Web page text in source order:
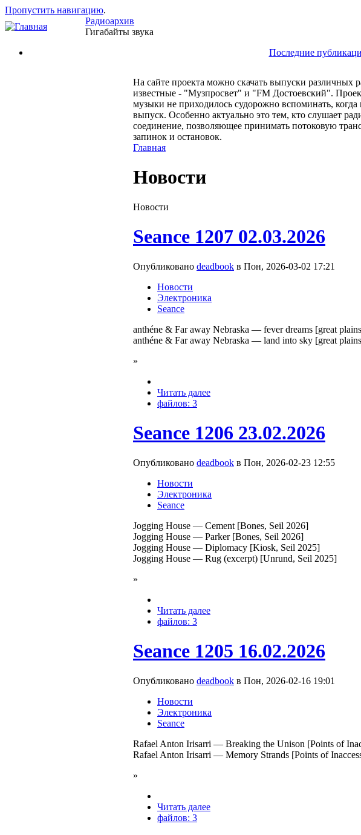
Пропустить навигацию.
Радиоархив
Гигабайты звука
Последние
На сайте проекта можно скачать выпуски
известные - "Музпросвет" и "FM Достоевский".
музыки не приходилось судорожно вспоминать,
выпуск. Особенно актуально это тем, кто слушает
соединение, позволяющее принимать потоковую
запинок и остановок.
Главная
Новости
Новости
Seance 1207 02.03.2026
Опубликовано deadbook в Пон, 2026-03-02 17:21
Новости
Электроника
Seance
anthéne & Far away Nebraska — fever dreams [great
anthéne & Far away Nebraska — land into sky [great
»
Читать далее
файлов: 3
Seance 1206 23.02.2026
Опубликовано deadbook в Пон, 2026-02-23 12:55
Новости
Электроника
Seance
Jogging House — Cement [Bones, Seil 2026]
Jogging House — Parker [Bones, Seil 2026]
Jogging House — Diplomacy [Kiosk, Seil 2025]
Jogging House — Rug (excerpt) [Unrund, Seil 2025]
»
Читать далее
файлов: 3
Seance 1205 16.02.2026
Опубликовано deadbook в Пон, 2026-02-16 19:01
Новости
Электроника
Seance
Rafael Anton Irisarri — Breaking the Unison [Points of
Rafael Anton Irisarri — Memory Strands [Points of
»
Читать далее
файлов: 3